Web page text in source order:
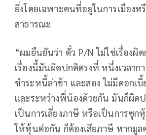
ยิ่งโดยเฉพาะคนที่อยู่ในการเมืองห
สาธารณะ
“ผมยืนยันว่า ตั๋ว P/N ไม่ใช่เรื่องผิ
เรื่องนี้มันผิดปกติตรงที่ หนึ่งเวลาก
ชำระหนี้ล่าช้า และสอง ไม่มีดอกเ
และระหว่างพี่น้องด้วยกัน มันก็ผิด
เป็นการเลี่ยงภาษี หรือเป็นการซุก
ให้หุ้นต่อกัน ก็ต้องเสียภาษี หากมูล